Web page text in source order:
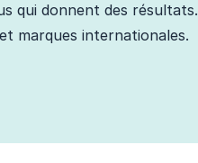
qui donnent des résultats.
marques internationales.